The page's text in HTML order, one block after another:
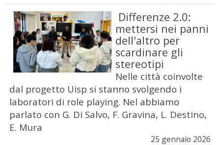
Differenze 2.0:
mettersi nei panni
dell'altro per
scardinare gli
stereotipi
Nelle città coinvolte
dal progetto Uisp si stanno svolgendo i
laboratori di role playing. Nel abbiamo
parlato con G. Di Salvo, F. Gravina, L. Destino,
E. Mura
25 gennaio 2026